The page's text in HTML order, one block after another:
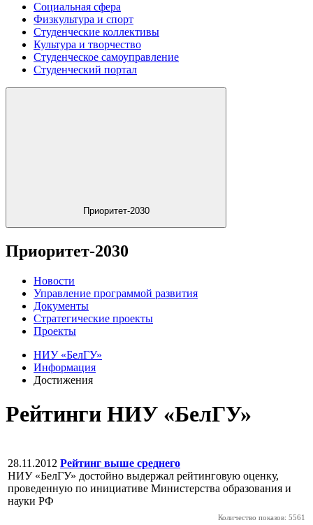
Социальная сфера
Физкультура и спорт
Студенческие коллективы
Культура и творчество
Студенческое самоуправление
Студенческий портал
Приоритет-2030
Приоритет-2030
Новости
Управление программой развития
Документы
Стратегические проекты
Проекты
НИУ «БелГУ»
Информация
Достижения
Рейтинги НИУ «БелГУ»
28.11.2012 Рейтинг выше среднего
НИУ «БелГУ» достойно выдержал рейтинговую оценку,
проведенную по инициативе Министерства образования и
науки РФ
Количество показов: 5561